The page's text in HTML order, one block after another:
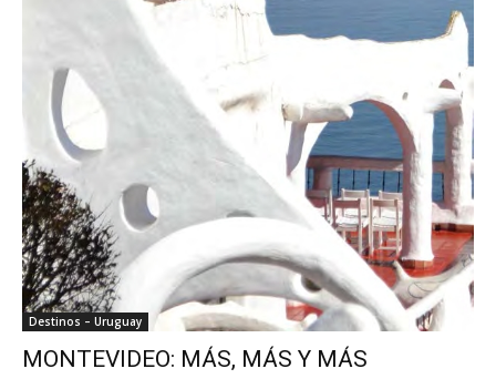
Destinos – Uruguay
MONTEVIDEO: MÁS, MÁS Y MÁS